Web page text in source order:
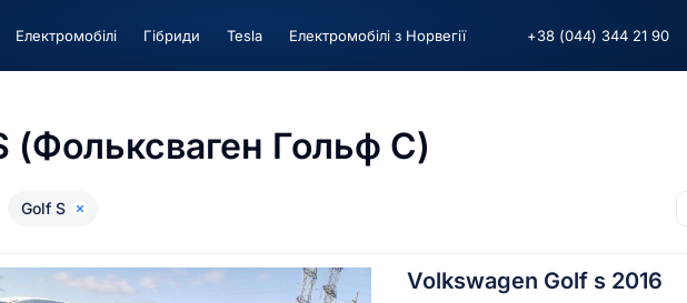
Електромобілі Гiбриди Tesla Електромобілі з Норвегії +38 (044) 344 21 90
Гольф С)
Golf S
Volkswagen Golf s 2016